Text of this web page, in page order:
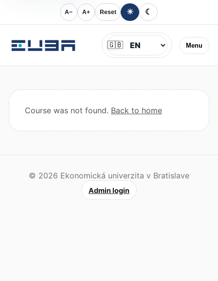
A− A+ Reset ☀ ☾
Menu
Jazyk
🇬🇧
Course was not found. Back to home
© 2026 Ekonomická univerzita v Bratislave
Admin login